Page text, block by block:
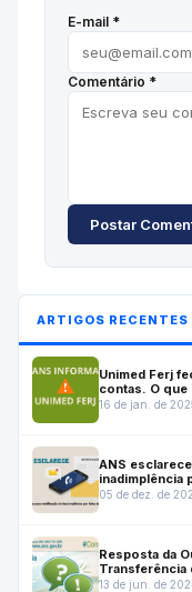
E-mail *
Comentário *
Postar
ARTIGOS RECENTES
Unimed Ferj
contas. O que
16 de jan. de
ANS
inadimplência
05 de dez. de
Resposta da
Transferência
Unimed FERJ
13 de jun. de